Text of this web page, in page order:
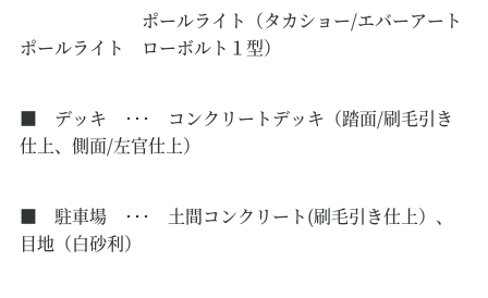
ポールライト（タカショー/エバーアート
ポールライト ローボルト１型）
■ デッキ ･･･ コンクリートデッキ（踏面/刷毛引き
仕上、側面/左官仕上）
■ 駐車場 ･･･ 土間コンクリート(刷毛引き仕上）、
目地（白砂利）